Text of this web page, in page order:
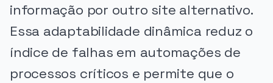
informação por outro site alternativo.
Essa adaptabilidade dinâmica reduz o
índice de falhas em automações de
processos críticos e permite que o